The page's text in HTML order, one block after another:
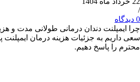
دندان درمانی طولانی مدت و هزینه بر
به جزئیات هزینه درمان ایمپلنت پرداخته
پاسخ دهیم.